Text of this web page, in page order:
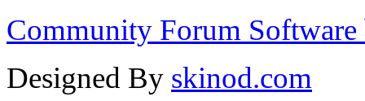
Community Forum Software
Designed By skinod.com